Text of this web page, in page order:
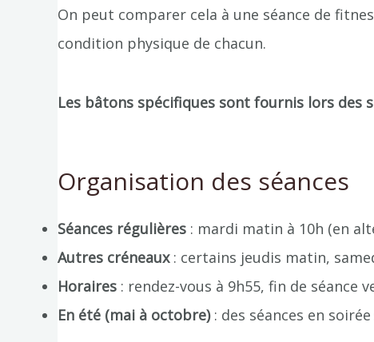
On peut comparer cela à une séance de
condition physique de chacun.
Les bâtons spécifiques sont fournis lors des
Organisation des séances
Séances régulières : mardi matin à 10h (en
Autres créneaux: certains jeudis matin,
Horaires : rendez-vous à 9h55, fin de séance
En été (mai à octobre): des séances en